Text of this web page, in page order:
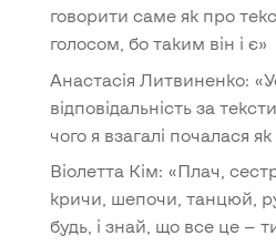
говорити саме як про
голосом, бо таким він і є»
Анастасія Литвиненко:
відповідальність за
чого я взагалі почалася
Віолетта Кім: «Плач,
кричи, шепочи, танцюй,
будь, і знай, що все це —